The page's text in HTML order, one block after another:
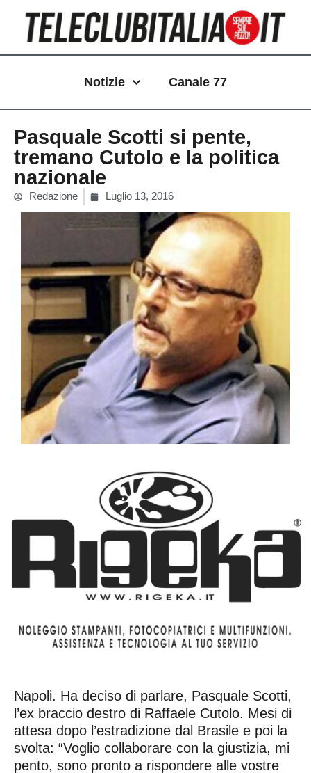
contenuto
Notizie Canale 77
Pasquale Scotti si pente,
tremano Cutolo e la politica
nazionale
Redazione Luglio 13, 2016
Napoli. Ha deciso di parlare, Pasquale Scotti,
l’ex braccio destro di Raffaele Cutolo. Mesi di
attesa dopo l’estradizione dal Brasile e poi la
svolta: “Voglio collaborare con la giustizia, mi
pento, sono pronto a rispondere alle vostre